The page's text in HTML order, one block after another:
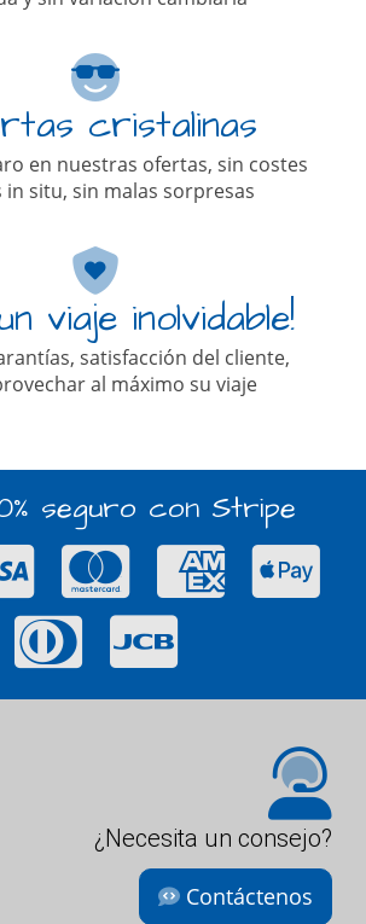
cristalinas
en nuestras ofertas, sin costes
in situ, sin malas sorpresas
viaje inolvidable!
satisfacción del cliente,
al máximo su viaje
seguro con Stripe
¿Necesita un consejo?
Contáctenos